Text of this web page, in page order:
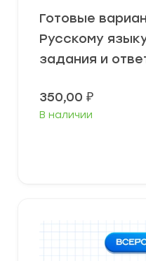
Готовые
Русскому
задания и
350,00 ₽
В наличии